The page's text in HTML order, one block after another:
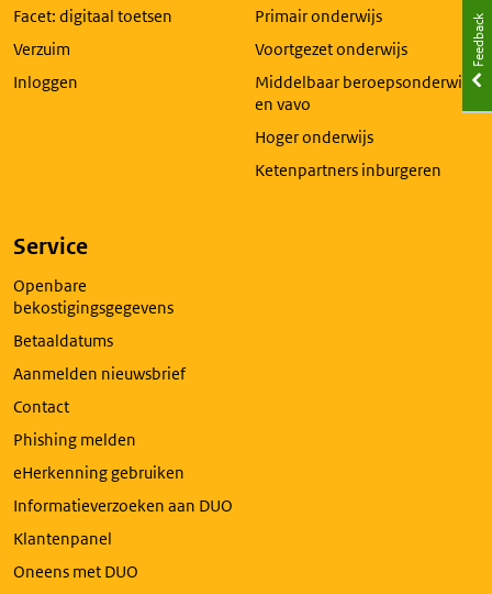
nieuw
Facet: digitaal toetsen
Verzuim
Inloggen
Primair onderwijs
Voortgezet onderwijs
Middelbaar beroepsonderwijs
en vavo
Hoger onderwijs
Ketenpartners inburgeren
Service
Openbare
bekostigingsgegevens
Betaaldatums
Aanmelden nieuwsbrief
Contact
Phishing melden
eHerkenning gebruiken
Informatieverzoeken aan DUO
Klantenpanel
Oneens met DUO
Feedback